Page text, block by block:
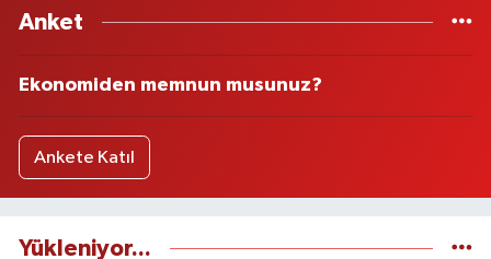
Anket
Ekonomiden memnun musunuz?
Ankete Katıl
Yükleniyor...